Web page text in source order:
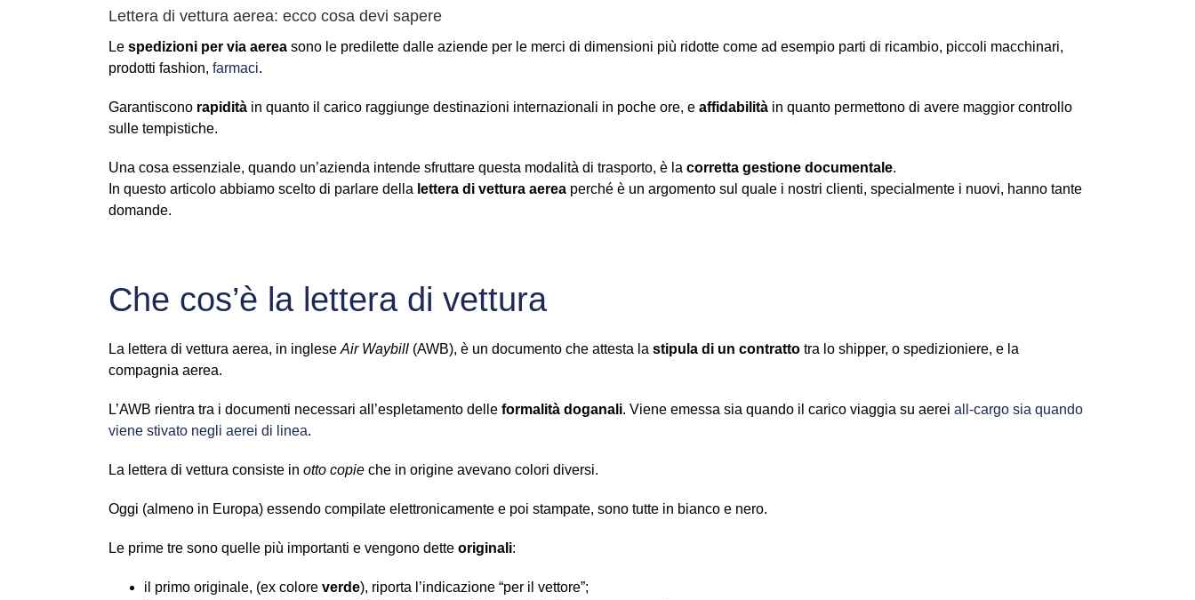
Lettera di vettura aerea: ecco cosa devi sapere
Le spedizioni per via aerea sono le predilette dalle aziende per le merci di dimensioni più ridotte come ad esempio parti di ricambio, piccoli macchinari,
prodotti fashion, farmaci.
Garantiscono rapidità in quanto il carico raggiunge destinazioni internazionali in poche ore, e affidabilità in quanto permettono di avere maggior controllo
sulle tempistiche.
Una cosa essenziale, quando un’azienda intende sfruttare questa modalità di trasporto, è la corretta gestione documentale.
In questo articolo abbiamo scelto di parlare della lettera di vettura aerea perché è un argomento sul quale i nostri clienti, specialmente i nuovi, hanno tante
domande.
Che cos’è la lettera di vettura
La lettera di vettura aerea, in ingleseAir Waybill (AWB), è un documento che attesta la stipula di un contratto tra lo shipper, o spedizioniere, e la
compagnia aerea.
L’AWB rientra tra i documenti necessari all’espletamento delle formalità doganali. Viene emessa sia quando il carico viaggia su aerei all-cargo sia quando
viene stivato negli aerei di linea.
La lettera di vettura consiste in otto copie che in origine avevano colori diversi.
Oggi (almeno in Europa) essendo compilate elettronicamente e poi stampate, sono tutte in bianco e nero.
Le prime tre sono quelle più importanti e vengono dette originali:
il primo originale, (ex colore verde), riporta l’indicazione “per il vettore”;